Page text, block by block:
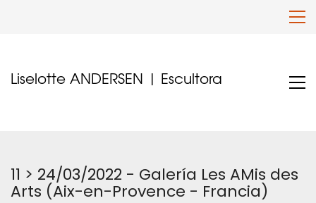
Liselotte ANDERSEN | Escultora
11 > 24/03/2022 - Galería Les AMis des
Arts (Aix-en-Provence - Francia)